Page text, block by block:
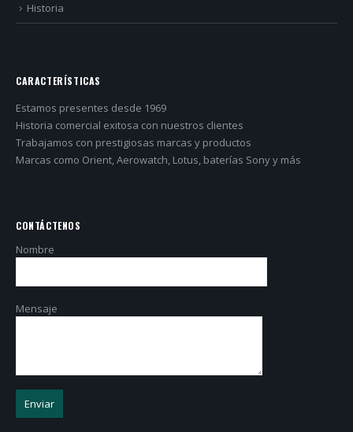
Historia
CARACTERÍSTICAS
Estamos presentes desde 1969
Historia comercial exitosa con nuestros clientes
Trabajamos con prestigiosas marcas y productos
Marcas como Orient, Aerowatch, Lotus, baterías Sony y más
CONTÁCTENOS
Nombre
Mensaje